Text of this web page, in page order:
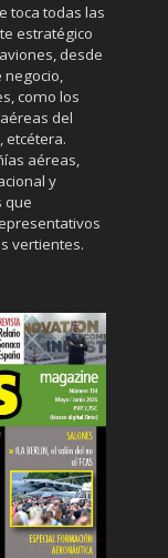
toca todas las
estratégico
desde
negocio,
como los
del
etcétera.
aéreas,
y
que
vertientes.